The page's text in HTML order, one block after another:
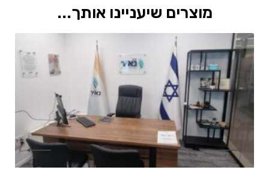
מוצרים שיעניינו אותך...